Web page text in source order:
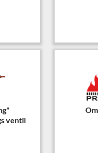
ventil